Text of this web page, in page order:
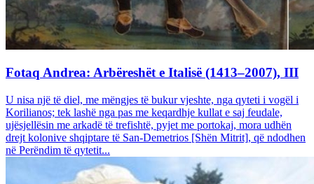
Fotaq Andrea: Arbëreshët e Italisë (1413–2007), III
U nisa një të diel, me mëngjes të bukur vjeshte, nga qyteti i vogël i
Korilianos; tek lashë nga pas me keqardhje kullat e saj feudale,
ujësjellësin me arkadë të trefishtë, pyjet me portokaj, mora udhën
drejt kolonive shqiptare të San-Demetrios [Shën Mitrit], që ndodhen
në Perëndim të qytetit...